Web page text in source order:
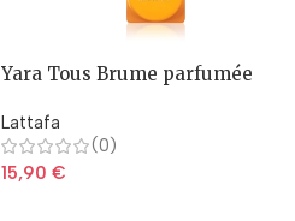
Yara Tous Brume parfumée
Lattafa
(0)
15,90€